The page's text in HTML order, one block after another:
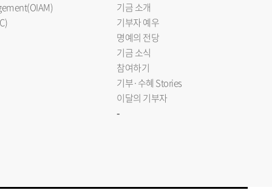
기금 소개
기부자 예우
명예의 전당
기금 소식
참여하기
기부·수혜 Stories
이달의 기부자
-